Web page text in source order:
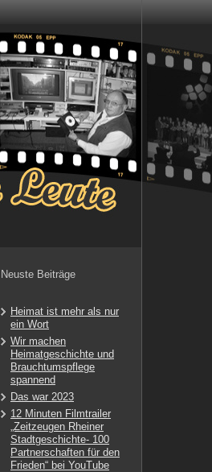
Neuste Beiträge
Heimat ist mehr als nur
ein Wort
Wir machen
Heimatgeschichte und
Brauchtumspflege
spannend
Das war 2023
12 Minuten Filmtrailer
„Zeitzeugen Rheiner
Stadtgeschichte- 100
Partnerschaften für den
Frieden“ bei YouTube